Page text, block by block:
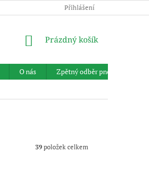
Přihlášení
NÁKUPNÍ
Prázdný košík
O nás
Zpětný odběr pneumatik
39položek celkem